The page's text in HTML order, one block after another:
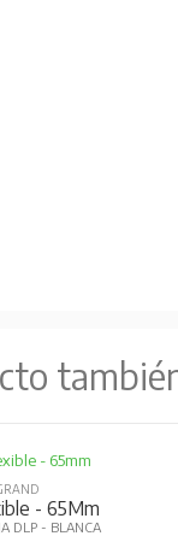
- 65Mm
DLP - BLANCA